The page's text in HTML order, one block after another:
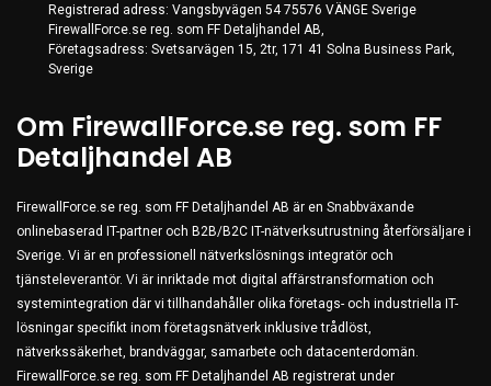
Registrerad adress: Vangsbyvägen 54 75576 VÄNGE Sverige
FirewallForce.se reg. som FF Detaljhandel AB,
Företagsadress: Svetsarvägen 15, 2tr, 171 41 Solna Business Park,
Sverige
Om FirewallForce.se reg. som FF
Detaljhandel AB
FirewallForce.se reg. som FF Detaljhandel AB är en Snabbväxande
onlinebaserad IT-partner och B2B/B2C IT-nätverksutrustning återförsäljare i
Sverige. Vi är en professionell nätverkslösnings integratör och
tjänsteleverantör. Vi är inriktade mot digital affärstransformation och
systemintegration där vi tillhandahåller olika företags- och industriella IT-
lösningar specifikt inom företagsnätverk inklusive trådlöst,
nätverkssäkerhet, brandväggar, samarbete och datacenterdomän.
FirewallForce.se reg. som FF Detaljhandel AB registrerat under